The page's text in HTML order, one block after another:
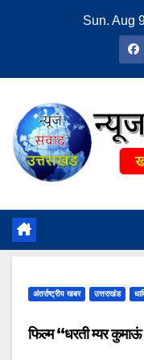
Sun. Aug
अंतर्राष्ट्रीय खबर उत्तराखंड
फिल्म “धरती म्यर